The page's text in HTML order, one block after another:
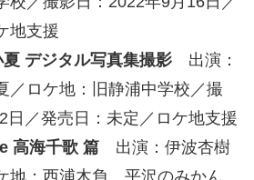
地支援
デジタル写真集撮影出演：
／ロケ地：旧静浦中学校／撮
日／発売日：未定／ロケ地支援
高海千歌 篇出演：伊波杏樹
地：西浦木負、平沢のみかん